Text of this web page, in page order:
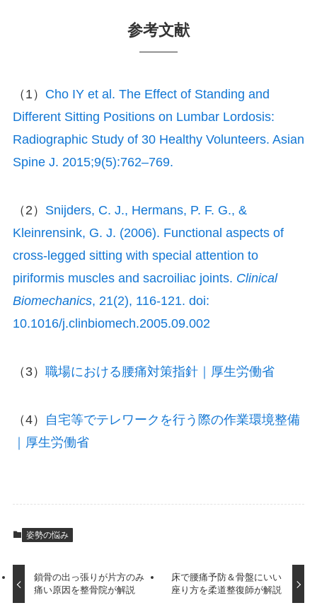
参考文献
（1） Cho IY et al. The Effect of Standing and
Different Sitting Positions on Lumbar Lordosis:
Radiographic Study of 30 Healthy Volunteers. Asian
Spine J. 2015;9(5):762–769.
（2） Snijders, C. J., Hermans, P. F. G., &
Kleinrensink, G. J. (2006). Functional aspects of
cross-legged sitting with special attention to
piriformis muscles and sacroiliac joints. Clinical
Biomechanics, 21(2), 116-121. doi:
10.1016/j.clinbiomech.2005.09.002
（3） 職場における腰痛対策指針｜厚生労働省
（4）
自宅等でテレワークを行う際の作業環境整備
｜厚生労働省
姿勢の悩み
鎖骨の出っ張りが片方のみ
痛い原因を整骨院が解説
床で腰痛予防＆骨盤にいい
座り方を柔道整復師が解説